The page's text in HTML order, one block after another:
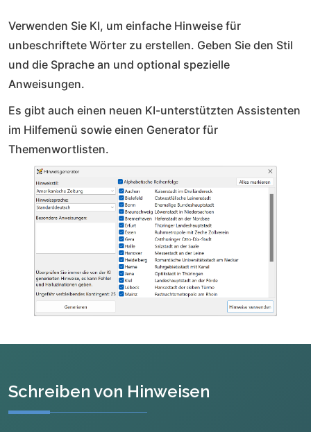
Verwenden Sie KI, um einfache Hinweise für
unbeschriftete Wörter zu erstellen. Geben Sie den Stil
und die Sprache an und optional spezielle
Anweisungen.
Es gibt auch einen neuen KI-unterstützten Assistenten
im Hilfemenü sowie einen Generator für
Themenwortlisten.
Schreiben von Hinweisen